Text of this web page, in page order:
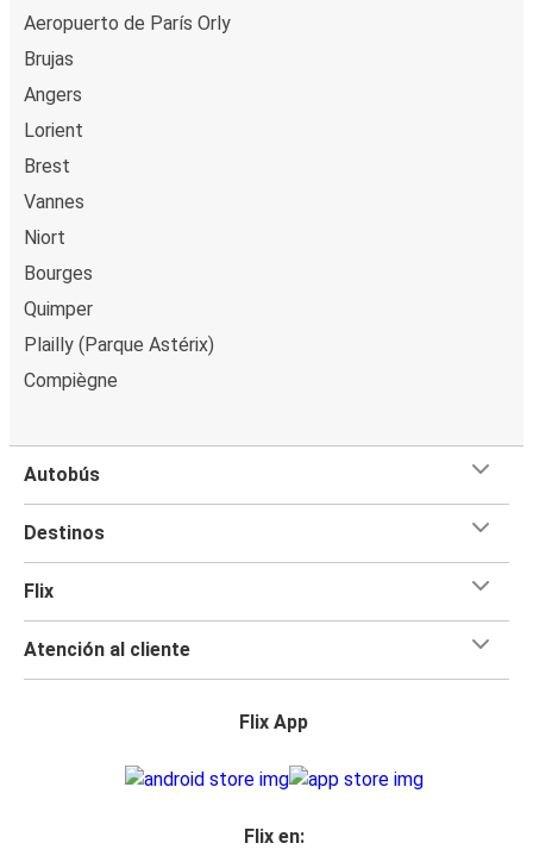
Aeropuerto de París Orly
Brujas
Angers
Lorient
Brest
Vannes
Niort
Bourges
Quimper
Plailly (Parque Astérix)
Compiègne
Autobús
Destinos
Flix
Atención al cliente
Flix App
Flix en: